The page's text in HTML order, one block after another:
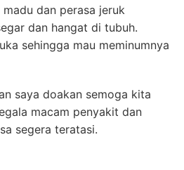
dan perasa jeruk
dan hangat di tubuh.
sehingga mau meminumnya
saya doakan semoga kita
macam penyakit dan
segera teratasi.